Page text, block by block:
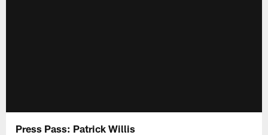
Press Pass: Patrick Willis